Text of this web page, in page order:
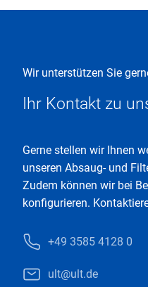
Wir unterstützen Sie
Ihr Kontakt zu
Gerne stellen wir Ihnen
unseren Absaug- und
Zudem können wir bei
konfigurieren.
+49 3585 4128 0
ult@ult.de